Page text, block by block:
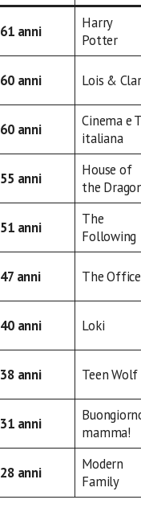
61 anni
Harry
Potter
60 anni Lois &
60 anni
Cinema e
italiana
55 anni
House of
the
51 anni
The
Following
47 anni The Office
40 anni Loki
38 anni Teen Wolf
31 anni
mamma!
28 anni
Modern
Family